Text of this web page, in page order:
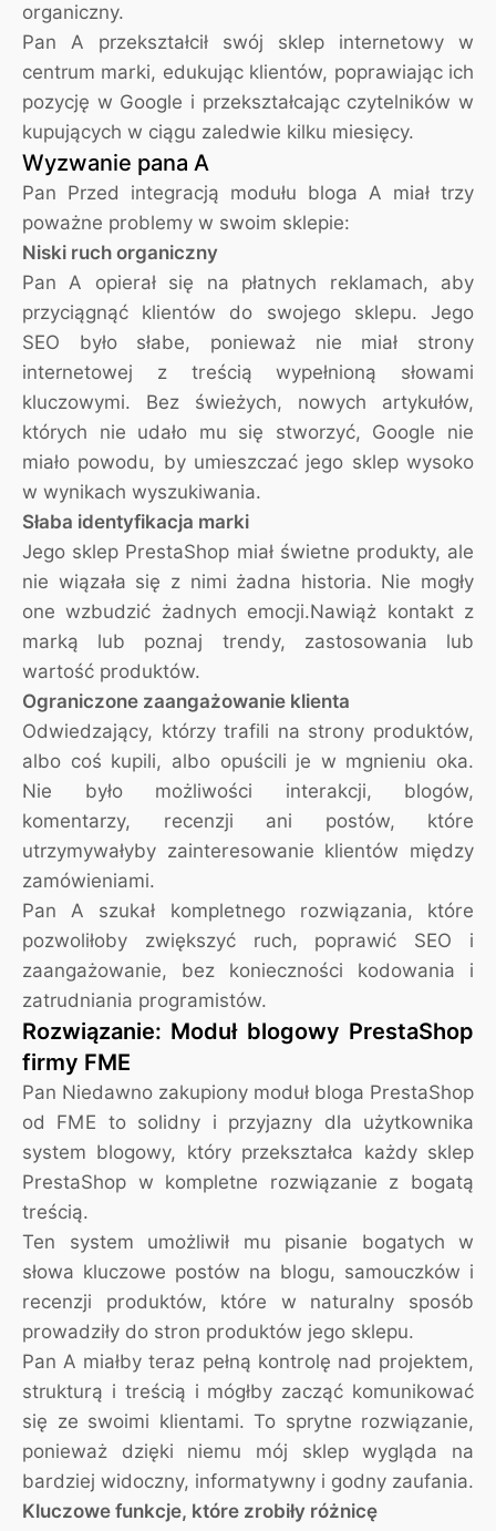
organiczny.
Pan A przekształcił swój sklep internetowy w
centrum marki, edukując klientów, poprawiając ich
pozycję w Google i przekształcając czytelników w
kupujących w ciągu zaledwie kilku miesięcy.
Wyzwanie pana A
Pan Przed integracją modułu bloga A miał trzy
poważne problemy w swoim sklepie:
Niski ruch organiczny
Pan A opierał się na płatnych reklamach, aby
przyciągnąć klientów do swojego sklepu. Jego
SEO było słabe, ponieważ nie miał strony
internetowej z treścią wypełnioną słowami
kluczowymi. Bez świeżych, nowych artykułów,
których nie udało mu się stworzyć, Google nie
miało powodu, by umieszczać jego sklep wysoko
w wynikach wyszukiwania.
Słaba identyfikacja marki
Jego sklep PrestaShop miał świetne produkty, ale
nie wiązała się z nimi żadna historia. Nie mogły
one wzbudzić żadnych emocji.Nawiąż kontakt z
marką lub poznaj trendy, zastosowania lub
wartość produktów.
Ograniczone zaangażowanie klienta
Odwiedzający, którzy trafili na strony produktów,
albo coś kupili, albo opuścili je w mgnieniu oka.
Nie było możliwości interakcji, blogów,
komentarzy, recenzji ani postów, które
utrzymywałyby zainteresowanie klientów między
zamówieniami.
Pan A szukał kompletnego rozwiązania, które
pozwoliłoby zwiększyć ruch, poprawić SEO i
zaangażowanie, bez konieczności kodowania i
zatrudniania programistów.
Rozwiązanie: Moduł blogowy PrestaShop
firmy FME
Pan Niedawno zakupiony moduł bloga PrestaShop
od FME to solidny i przyjazny dla użytkownika
system blogowy, który przekształca każdy sklep
PrestaShop w kompletne rozwiązanie z bogatą
treścią.
Ten system umożliwił mu pisanie bogatych w
słowa kluczowe postów na blogu, samouczków i
recenzji produktów, które w naturalny sposób
prowadziły do ​​stron produktów jego sklepu.
Pan A miałby teraz pełną kontrolę nad projektem,
strukturą i treścią i mógłby zacząć komunikować
się ze swoimi klientami. To sprytne rozwiązanie,
ponieważ dzięki niemu mój sklep wygląda na
bardziej widoczny, informatywny i godny zaufania.
Kluczowe funkcje, które zrobiły różnicę